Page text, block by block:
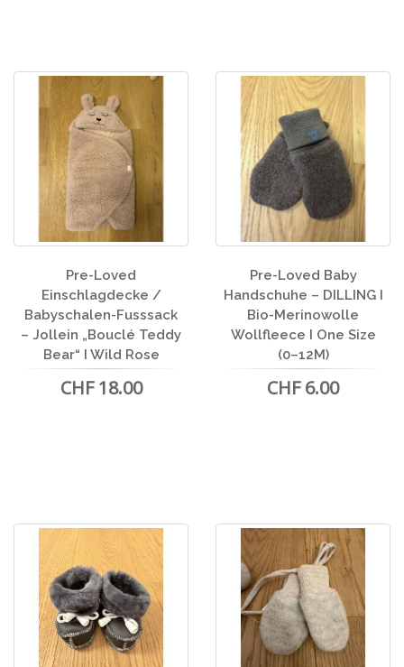
Pre-Loved
Einschlagdecke /
Babyschalen-Fusssack
– Jollein „Bouclé Teddy
Bear“ I Wild Rose
CHF 18.00
Pre-Loved Baby
Handschuhe – DILLING I
Bio-Merinowolle
Wollfleece I One Size
(0–12M)
CHF 6.00